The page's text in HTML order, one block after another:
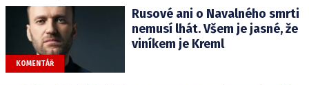
KOMENTÁŘ
Rusové ani o Navalného smrti
nemusí lhát. Všem je jasné, že
viníkem je Kreml